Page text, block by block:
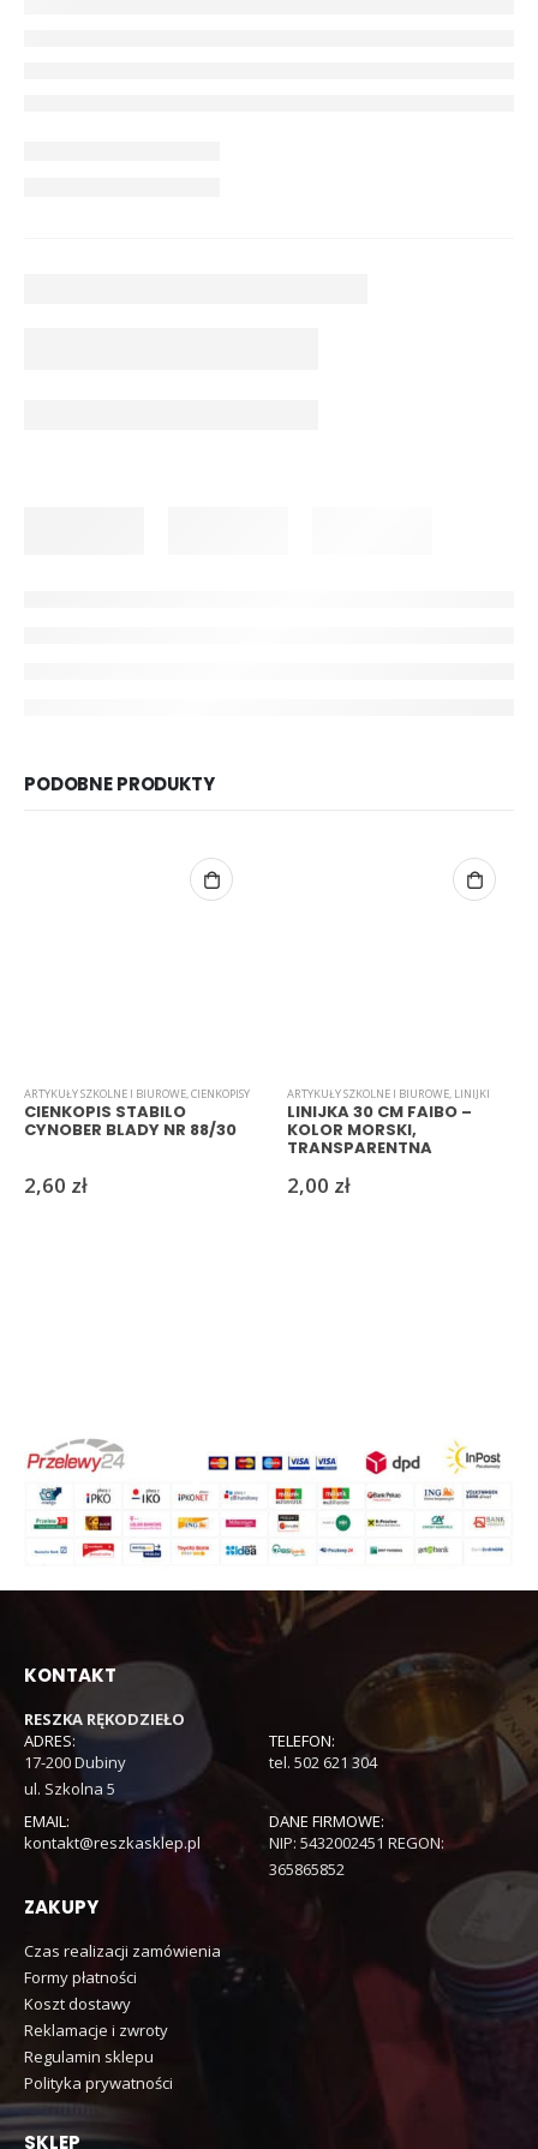
PODOBNE PRODUKTY
ARTYKUŁY SZKOLNE I BIUROWE,CIENKOPISY
CIENKOPIS STABILO
CYNOBER BLADY NR 88/30
2,60 zł
ARTYKUŁY SZKOLNE I BIUROWE, LINIJKI
LINIJKA 30 CM FAIBO –
KOLOR MORSKI,
TRANSPARENTNA
2,00 zł
KONTAKT
RESZKA RĘKODZIEŁO
ADRES:
17-200 Dubiny
ul. Szkolna 5
TELEFON:
tel. 502 621 304
EMAIL:
kontakt@reszkasklep.pl
DANE FIRMOWE:
NIP: 5432002451 REGON:
365865852
ZAKUPY
Czas realizacji zamówienia
Formy płatności
Koszt dostawy
Reklamacje i zwroty
Regulamin sklepu
Polityka prywatności
SKLEP